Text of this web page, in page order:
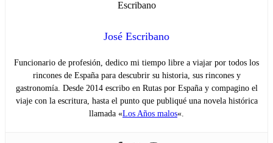
José Escribano
Funcionario de profesión, dedico mi tiempo libre a viajar por todos los
rincones de España para descubrir su historia, sus rincones y
gastronomía. Desde 2014 escribo en Rutas por España y compagino el
viaje con la escritura, hasta el punto que publiqué una novela histórica
llamada «Los Años malos«.